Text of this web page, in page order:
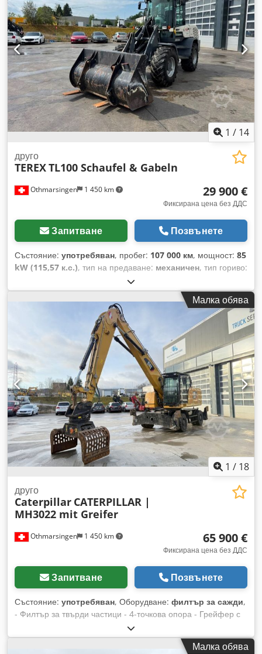
1 / 14
Othmarsingen 1 450 km
друго
TEREXTL100 Schaufel & Gabeln
29 900 €
Фиксирана цена без ДДС
Запитване Позвънете
Състояние: употребяван, пробег: 107 000 км, мощност: 85
kW (115,57 к.с.), тип на предаване: механичен, тип гориво:
, първа регистрация:
клас емисии:Евро 4, Оборудване:филтър за сажди, -
Челен товарач и виличен товарач, задвижване на всички
колела, отлично състояние. Dedpfozh Dcpsx Abrjck
Малка обява
1 / 18
Othmarsingen 1 450 km
друго
Caterpillar CATERPILLAR |
MH3022 mit Greifer
65 900 €
Фиксирана цена без ДДС
Запитване Позвънете
Състояние: употребяван, Оборудване: филтър за сажди,
- Филтър за твърди частици - 4-точкова опора - Грейфер с
ротор - 11 740 работни часа Окачване: Хидравлично
Djdpfey Srd Ejx Abrjck
Малка обява